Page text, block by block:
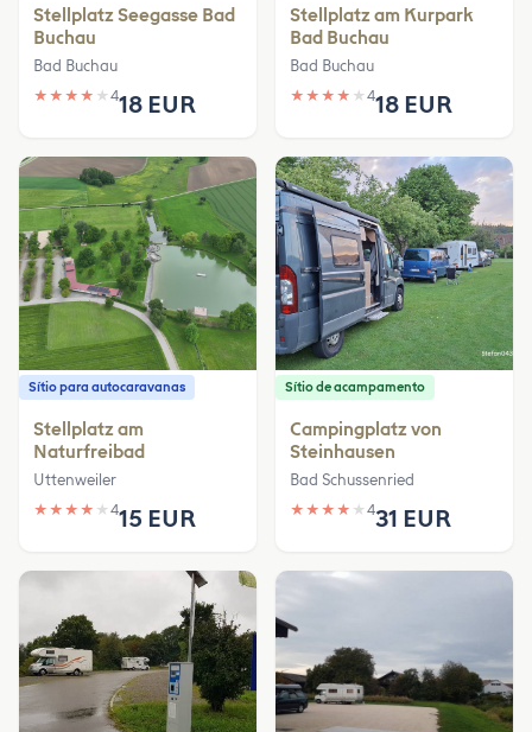
Stellplatz Seegasse Bad
Buchau
Bad Buchau
★ ★ ★ ★ ★ 418 EUR
Stellplatz am Kurpark
Bad Buchau
Bad Buchau
★ ★ ★ ★ ★ 418 EUR
Sítio para autocaravanas
Stellplatz am
Naturfreibad
Uttenweiler
★ ★ ★ ★ ★ 415 EUR
Sítio de acampamento
Campingplatz von
Steinhausen
Bad Schussenried
★ ★ ★ ★ ★ 431 EUR